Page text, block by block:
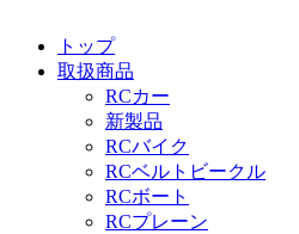
トップ
取扱商品
RCカー
新製品
RCバイク
RCベルトビークル
RCボート
RCプレーン